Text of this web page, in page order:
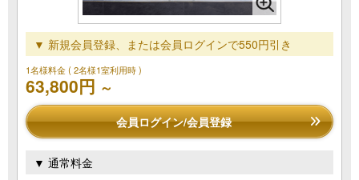
▼ 新規会員登録、または会員ログインで550円引き
1名様料金( 2名様1室利用時 )
63,800円 ～
会員ログイン/会員登録
▼ 通常料金